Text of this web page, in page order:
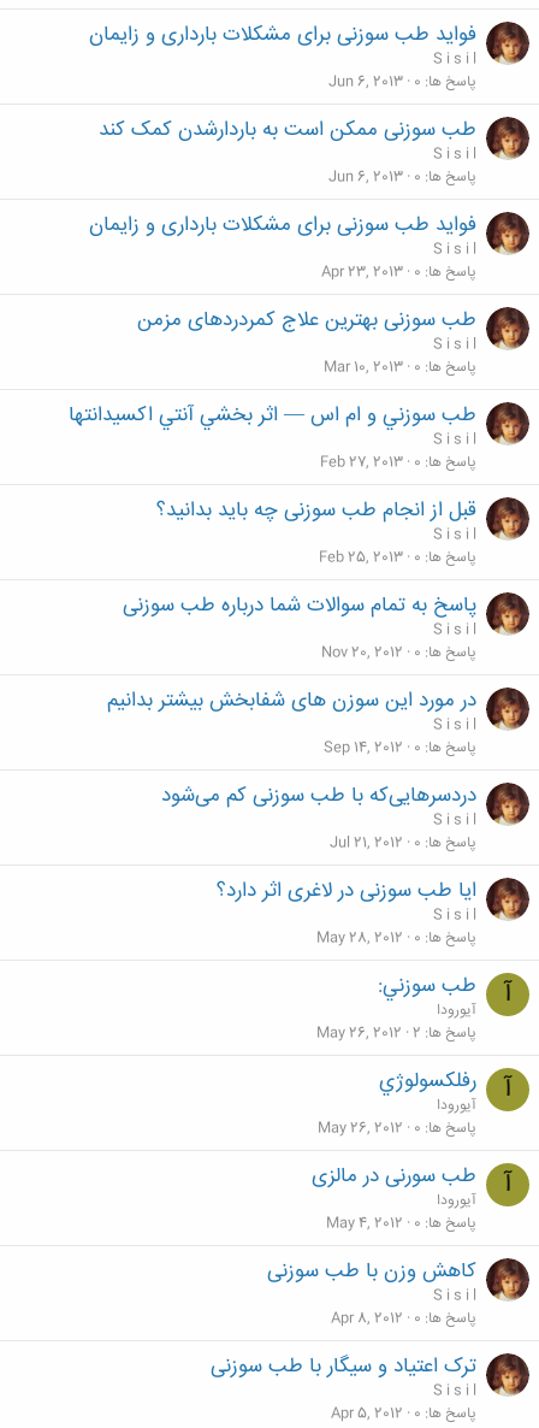
فواید طب سوزنی برای مشکلات بارداری و زایمان
S i s i l
پاسخ ها 0
Jun 6, 2013
طب سوزنی ممکن است به باردارشدن کمک کند
S i s i l
پاسخ ها 0
Jun 6, 2013
فواید طب سوزنی برای مشکلات بارداری و زایمان
S i s i l
پاسخ ها 0
Apr 23, 2013
طب سوزنی بهترین علاج کمردردهای مزمن
S i s i l
پاسخ ها 0
Mar 10, 2013
طب سوزني و ام اس — اثر بخشي آنتي اكسيدانتها
S i s i l
پاسخ ها 0
Feb 27, 2013
قبل از انجام طب سوزنی چه باید بدانید؟
S i s i l
پاسخ ها 0
Feb 25, 2013
پاسخ به تمام سوالات شما درباره طب سوزنی
S i s i l
پاسخ ها 0
Nov 20, 2012
در مورد این سوزن های شفابخش بیشتر بدانیم
S i s i l
پاسخ ها 0
Sep 14, 2012
دردسرهایی‌كه با طب سوزنی‌ كم می‌شود
S i s i l
پاسخ ها 0
Jul 21, 2012
ایا طب سوزنی در لاغری اثر دارد؟
S i s i l
پاسخ ها 0
May 28, 2012
آ طب سوزني:
آیورودا
پاسخ ها 2
May 26, 2012
آ رفلکسولوژي
آیورودا
پاسخ ها 0
May 26, 2012
آ طب سورنی در مالزی
آیورودا
پاسخ ها 0
May 4, 2012
کاهش وزن با طب سوزنی
S i s i l
پاسخ ها 0
Apr 8, 2012
ترک اعتیاد و سیگار با طب سوزنی
S i s i l
پاسخ ها 0
Apr 5, 2012